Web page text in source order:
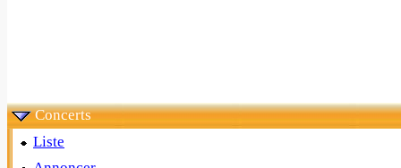
Concerts
Liste